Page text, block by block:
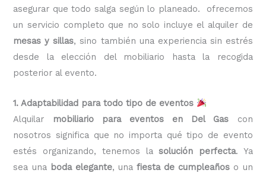
asegurar que todo salga según lo planeado. ofrecemos
un servicio completo que no solo incluye el alquiler de
mesas y sillas, sino también una experiencia sin estrés
desde la elección del mobiliario hasta la recogida
posterior al evento.
1. Adaptabilidad para todo tipo de eventos
Alquilar
mobiliario para eventos en Del Gas con
nosotros significa que no importa qué tipo de evento
estés organizando, tenemos lasolución perfecta. Ya
sea una boda elegante, unafiesta de cumpleaños o un